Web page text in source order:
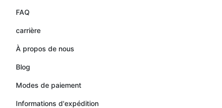
FAQ
carrière
À propos de nous
Blog
Modes de paiement
Informations d'expédition